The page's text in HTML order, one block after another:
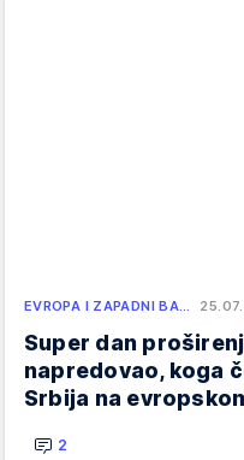
EVROPA I ZAPADNI BA…
Super dan
napredovao, koga
Srbija na
2